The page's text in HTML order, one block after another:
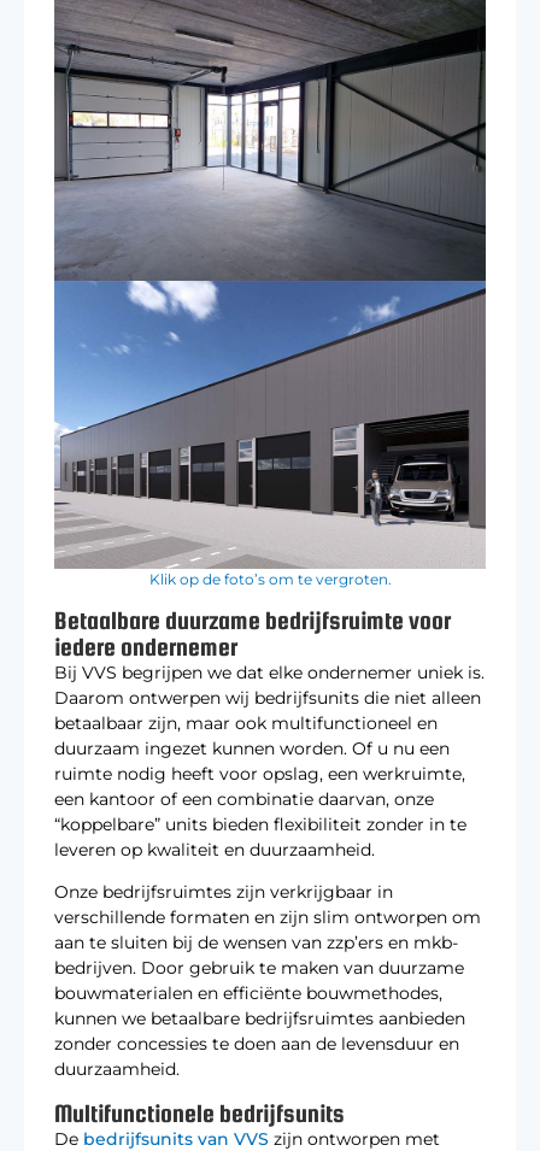
Klik op de foto’s om te vergroten.
Betaalbare duurzame bedrijfsruimte voor
iedere ondernemer
Bij VVS begrijpen we dat elke ondernemer uniek is.
Daarom ontwerpen wij bedrijfsunits die niet alleen
betaalbaar zijn, maar ook multifunctioneel en
duurzaam ingezet kunnen worden. Of u nu een
ruimte nodig heeft voor opslag, een werkruimte,
een kantoor of een combinatie daarvan, onze
“koppelbare” units bieden flexibiliteit zonder in te
leveren op kwaliteit en duurzaamheid.
Onze bedrijfsruimtes zijn verkrijgbaar in
verschillende formaten en zijn slim ontworpen om
aan te sluiten bij de wensen van zzp’ers en mkb-
bedrijven. Door gebruik te maken van duurzame
bouwmaterialen en efficiënte bouwmethodes,
kunnen we betaalbare bedrijfsruimtes aanbieden
zonder concessies te doen aan de levensduur en
duurzaamheid.
Multifunctionele bedrijfsunits
De bedrijfsunits van VVS zijn ontworpen met